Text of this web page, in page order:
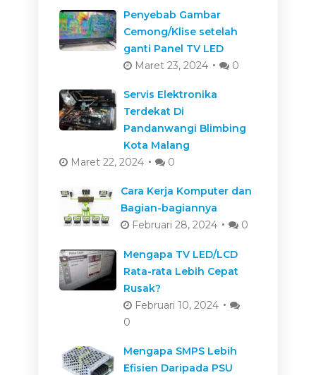
Penyebab Gambar
Cemong/Klise setelah
ganti Panel TV LED
Maret 23, 2024
0
Servis Elektronika
Terdekat Di
Pandanwangi Blimbing
Kota Malang
Maret 22, 2024
0
Cara Kerja Komputer dan
Bagian-bagiannya
Februari 28, 2024
0
Mengapa TV LED/LCD
Rata-rata Lebih Cepat
Rusak?
Februari 10, 2024
0
Mengapa SMPS Lebih
Efisien Daripada PSU